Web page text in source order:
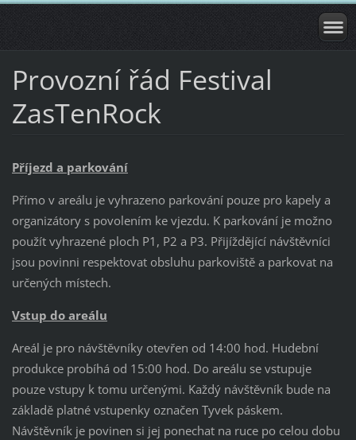
Provozní řád Festival
ZasTenRock
Příjezd a parkování
Přímo v areálu je vyhrazeno parkování pouze pro kapely a
organizátory s povolením ke vjezdu. K parkování je možno
použít vyhrazené ploch P1, P2 a P3. Přijíždějící návštěvníci
jsou povinni respektovat obsluhu parkoviště a parkovat na
určených místech.
Vstup do areálu
Areál je pro návštěvníky otevřen od 14:00 hod. Hudební
produkce probíhá od 15:00 hod. Do areálu se vstupuje
pouze vstupy k tomu určenými. Každý návštěvník bude na
základě platné vstupenky označen Tyvek páskem.
Návštěvník je povinen si jej ponechat na ruce po celou dobu